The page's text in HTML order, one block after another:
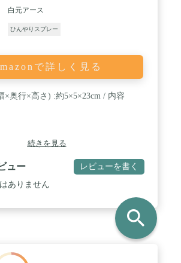
白元アース
ひんやりスプレー
で詳しく見る
×奥行×高さ) :約5×5×23cm / 内容
続きを見る
ュー レビューを書く
ありません
search